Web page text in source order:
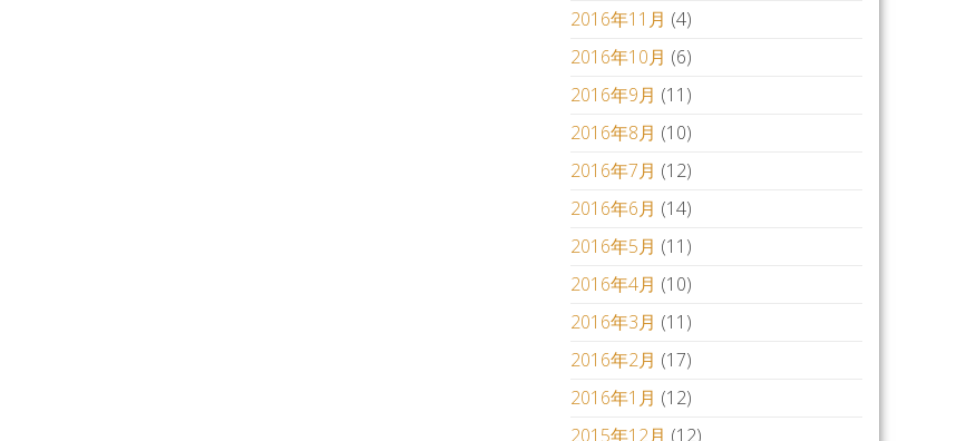
2016年11月 (4)
2016年10月 (6)
2016年9月 (11)
2016年8月 (10)
2016年7月 (12)
2016年6月 (14)
2016年5月 (11)
2016年4月 (10)
2016年3月 (11)
2016年2月 (17)
2016年1月 (12)
2015年12月 (12)